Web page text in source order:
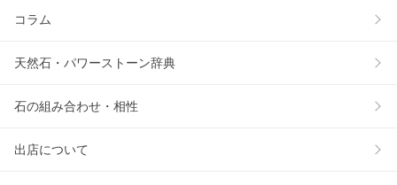
コラム
天然石・パワーストーン辞典
石の組み合わせ・相性
出店について